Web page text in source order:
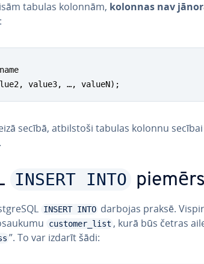
tabulas kolonnām, kolonnas nav
value3, …, valueN);
secībā, at­bil­sto­ši tabulas kolonnu
INSERT INTO piemērs
INSERT INTO darbojas praksē.
customer_list , kurā būs četras
”. To var izdarīt šādi: